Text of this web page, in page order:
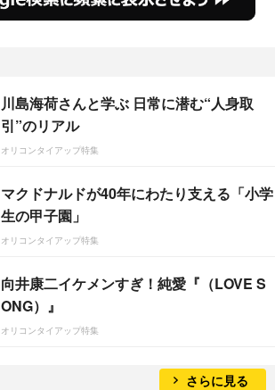
川島海荷さんと学ぶ 日常に潜む“人身取
引”のリアル
オリコンタイアップ特集
マクドナルドが40年にわたり支える「小学
生の甲子園」
オリコンタイアップ特集
向井康二イケメンすぎ！純愛『（LOVE S
ONG）』
オリコンタイアップ特集
さらに見る